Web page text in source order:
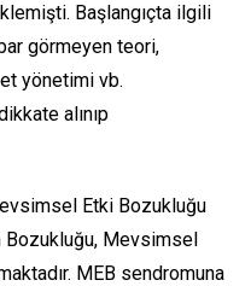
Başlangıçta ilgili
görmeyen teori,
yönetimi vb.
alınıp
Etki Bozukluğu
Bozukluğu, Mevsimsel
MEB sendromuna